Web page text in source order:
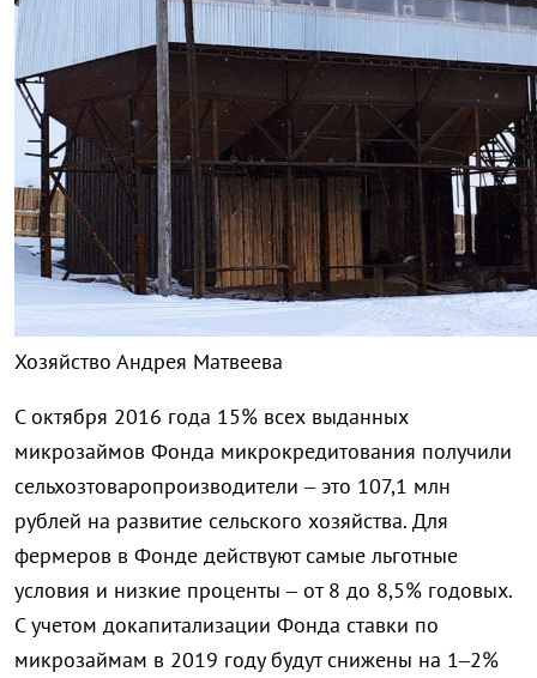
Хозяйство Андрея Матвеева
С октября 2016 года 15% всех выданных
микрозаймов Фонда микрокредитования получили
сельхозтоваропроизводители – это 107,1 млн
рублей на развитие сельского хозяйства. Для
фермеров в Фонде действуют самые льготные
условия и низкие проценты – от 8 до 8,5% годовых.
С учетом докапитализации Фонда ставки по
микрозаймам в 2019 году будут снижены на 1–2%